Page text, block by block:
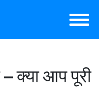
क्या आप पूरी